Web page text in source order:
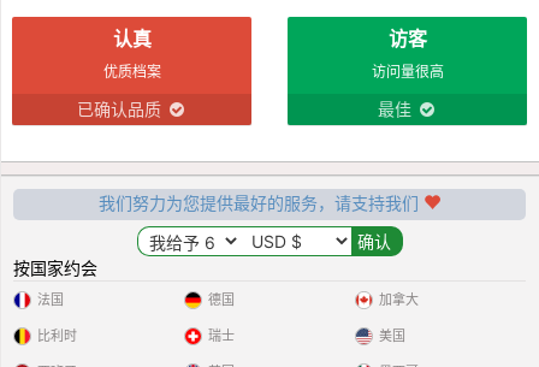
认真
优质档案
已确认品质
访客
访问量很高
最佳
我们努力为您提供最好的服务，请支持我们
按国家约会
法国
比利时
德国
瑞士
加拿大
美国